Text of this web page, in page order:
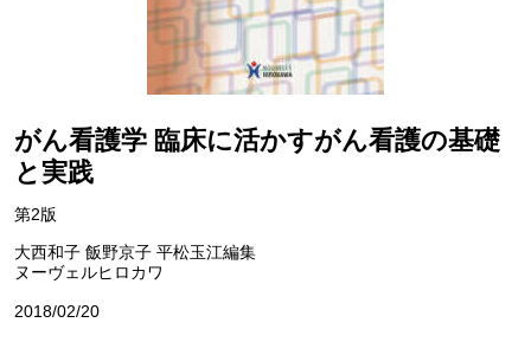
がん看護学 臨床に活かすがん看護の基礎
と実践
第2版
大西和子 飯野京子 平松玉江編集
ヌーヴェルヒロカワ
2018/02/20